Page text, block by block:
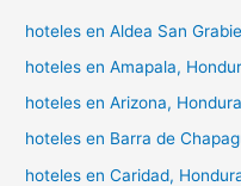
hoteles en Aldea San
hoteles en Amapala,
hoteles en Arizona,
hoteles en Barra de
hoteles en Caridad,